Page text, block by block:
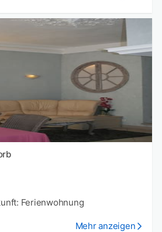
Ferienwohnung
Mehr anzeigen